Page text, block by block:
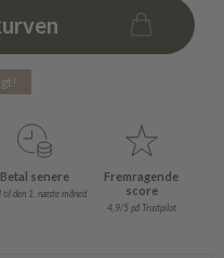
Betal senere
til den 1. næste måned
Fremragende
score
4,9/5 på Trustpilot